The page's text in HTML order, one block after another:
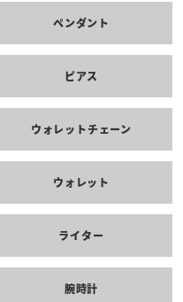
ペンダント
ピアス
ウォレットチェーン
ウォレット
ライター
腕時計